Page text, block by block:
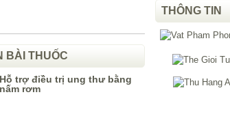
BÀI THUỐC
Hỗ trợ điều trị ung thư bằng
nấm rơm
THÔNG TIN